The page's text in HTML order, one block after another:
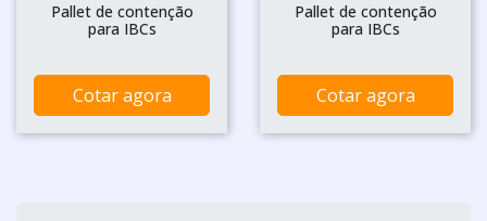
Pallet de contenção
para IBCs
Cotar agora
Pallet de contenção
para IBCs
Cotar agora